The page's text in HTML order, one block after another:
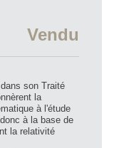
Vendu
son Traité
la
à l'étude
à la base de
la relativité